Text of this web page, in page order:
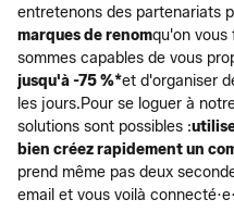
entretenons des partenariats
marques de renomqu'on vous
sommes capables de vous
jusqu'à -75 %*et d'organiser
les jours.Pour se loguer à
solutions sont possibles :
bien créez rapidement un
prend même pas deux
email et vous voilà